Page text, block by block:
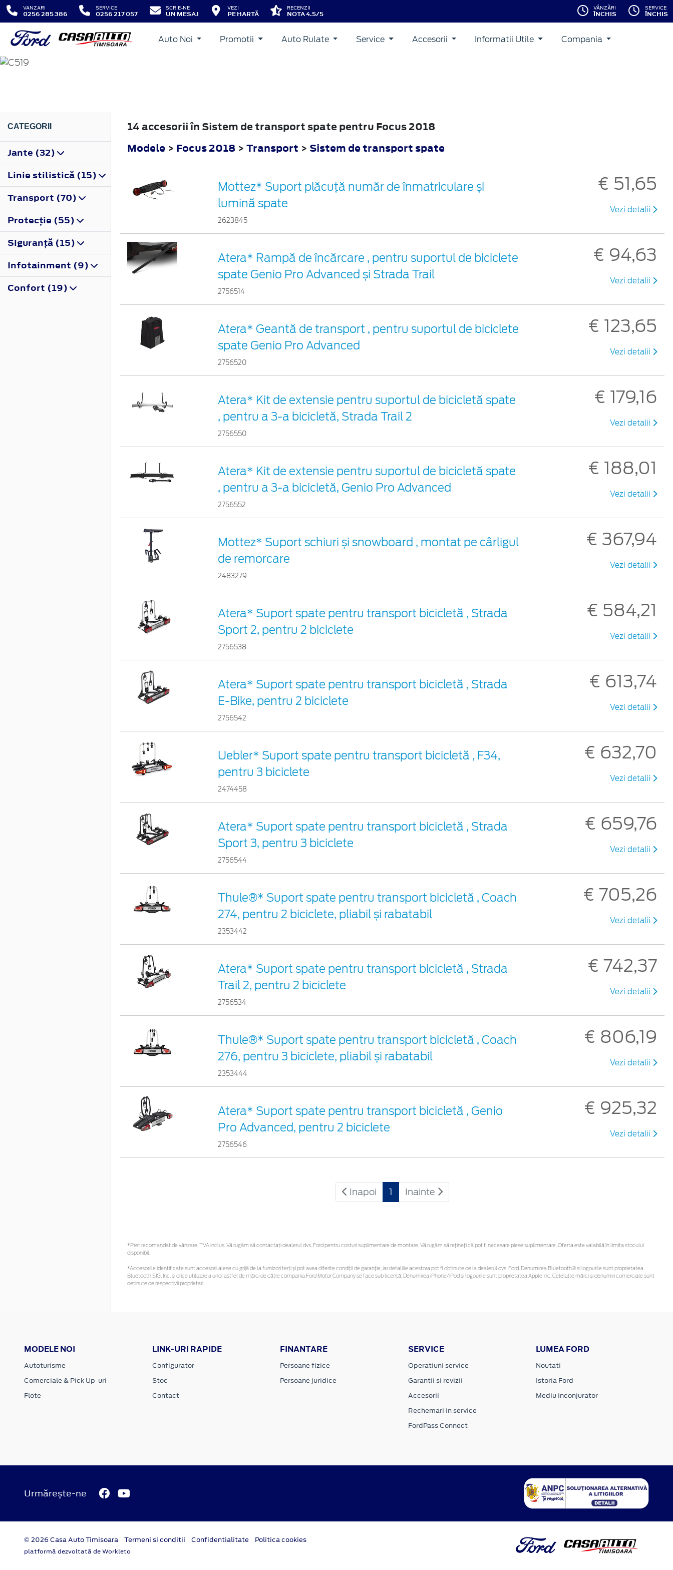
VANZARI
0256 285 386
SERVICE
0256 217 057
SCRIE-NE
UN MESAJ
VEZI
PE HARTĂ
RECENZII
NOTA 4.5/5
VÂNZĂRI
ÎNCHIS
SERVICE
ÎNCHIS
Auto Noi Promotii Auto Rulate Service Accesorii Informatii Utile Compania
FOCUS
CATEGORII
Jante (32)
Linie stilistică (15)
Transport (70)
Protecţie (55)
Siguranţă (15)
Infotainment (9)
Confort (19)
14 accesorii în Sistem de transport spate pentru Focus 2018
Modele > Focus 2018 > Transport > Sistem de transport spate
Mottez* Suport plăcuță număr de înmatriculare și
lumină spate
2623845
€ 51,65
Vezi detalii
Atera* Rampă de încărcare , pentru suportul de biciclete
spate Genio Pro Advanced și Strada Trail
2756514
€ 94,63
Vezi detalii
Atera* Geantă de transport , pentru suportul de biciclete
spate Genio Pro Advanced
2756520
€ 123,65
Vezi detalii
Atera* Kit de extensie pentru suportul de bicicletă spate
, pentru a 3-a bicicletă, Strada Trail 2
2756550
€ 179,16
Vezi detalii
Atera* Kit de extensie pentru suportul de bicicletă spate
, pentru a 3-a bicicletă, Genio Pro Advanced
2756552
€ 188,01
Vezi detalii
Mottez* Suport schiuri și snowboard , montat pe cârligul
de remorcare
2483279
€ 367,94
Vezi detalii
Atera* Suport spate pentru transport bicicletă , Strada
Sport 2, pentru 2 biciclete
2756538
€ 584,21
Vezi detalii
Atera* Suport spate pentru transport bicicletă , Strada
E-Bike, pentru 2 biciclete
2756542
€ 613,74
Vezi detalii
Uebler* Suport spate pentru transport bicicletă , F34,
pentru 3 biciclete
2474458
€ 632,70
Vezi detalii
Atera* Suport spate pentru transport bicicletă , Strada
Sport 3, pentru 3 biciclete
2756544
€ 659,76
Vezi detalii
Thule®* Suport spate pentru transport bicicletă , Coach
274, pentru 2 biciclete, pliabil și rabatabil
2353442
€ 705,26
Vezi detalii
Atera* Suport spate pentru transport bicicletă , Strada
Trail 2, pentru 2 biciclete
2756534
€ 742,37
Vezi detalii
Thule®* Suport spate pentru transport bicicletă , Coach
276, pentru 3 biciclete, pliabil și rabatabil
2353444
€ 806,19
Vezi detalii
Atera* Suport spate pentru transport bicicletă , Genio
Pro Advanced, pentru 2 biciclete
2756546
€ 925,32
Vezi detalii
Inapoi 1 Inainte
*Preţ recomandat de vânzare, TVA inclus. Vă rugăm să contactaţi dealerul dvs. Ford pentru costuri suplimentare de montare. Vă rugăm să rețineți că pot fi necesare piese suplimentare. Oferta este valabilă în limita stocului
disponibil.
*Accesoriile identificate sunt accesorii alese cu grijă de la furnizori terți și pot avea diferite condiții de garanție, iar detaliile acestora pot fi obținute de la dealerul dvs. Ford. Denumirea Bluetooth® și logourile sunt proprietatea
Bluetooth SIG, Inc. și orice utilizare a unor astfel de mărci de către compania Ford Motor Company se face sub licență. Denumirea iPhone/iPod și logourile sunt proprietatea Apple Inc. Celelalte mărci și denumiri comerciale sunt
deținute de respectivii proprietari
MODELE NOI
Autoturisme
Comerciale & Pick Up-uri
Flote
LINK-URI RAPIDE
Configurator
Stoc
Contact
FINANTARE
Persoane fizice
Persoane juridice
SERVICE
Operatiuni service
Garantii si revizii
Accesorii
Rechemari in service
FordPass Connect
LUMEA FORD
Noutati
Istoria Ford
Mediu inconjurator
Urmărește-ne
© 2026 Casa Auto Timisoara Termeni si conditii Confidentialitate Politica cookies
platformă dezvoltată de Workleto